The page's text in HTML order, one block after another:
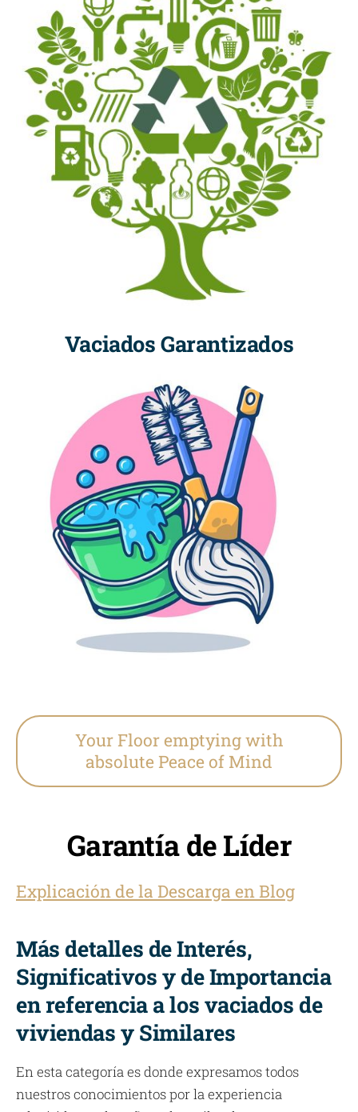
Vaciados Garantizados
Your Floor emptying with
absolute Peace of Mind
Garantía de Líder
Explicación de la Descarga en Blog
Más detalles de Interés,
Significativos y de Importancia
en referencia a los vaciados de
viviendas y Similares
En esta categoría es donde expresamos todos
nuestros conocimientos por la experiencia